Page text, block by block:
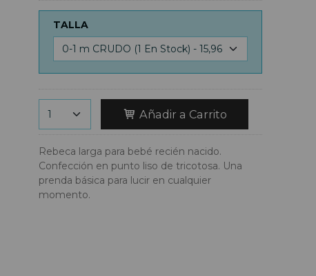
TALLA
Añadir a Carrito
Rebeca larga para bebé recién nacido.
Confección en punto liso de tricotosa. Una
prenda básica para lucir en cualquier
momento.